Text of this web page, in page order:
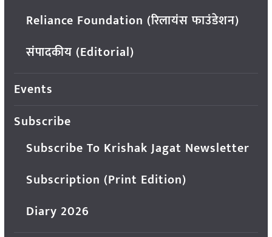
Reliance Foundation (रिलायंस फाउंडेशन)
संपादकीय (Editorial)
Events
Subscribe
Subscribe To Krishak Jagat Newsletter
Subscription (Print Edition)
Diary 2026